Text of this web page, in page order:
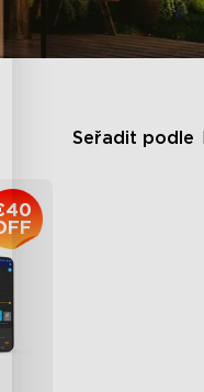
Seřadit podle